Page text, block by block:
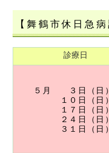
【舞鶴市休日急
診療日
５ 月 ３日（日）
１０日（日）
１７日（日）
２４日（日）
３１日（日）